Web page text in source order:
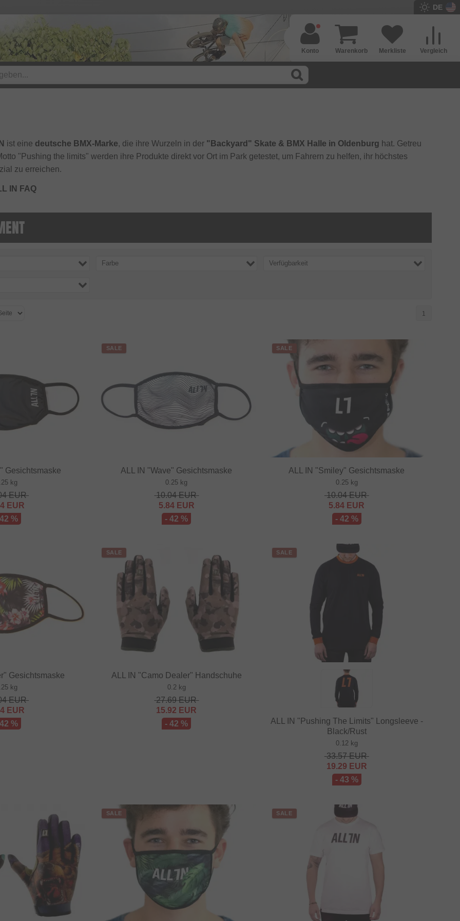
DE
Vergleich
Merkliste
Warenkorb
Konto
ist eine deutsche BMX-Marke, die ihre Wurzeln in der "Backyard" Skate & BMX Halle in Oldenburg hat. Getreu
"Pushing the limits" werden ihre Produkte direkt vor Ort im Park getestet, um Fahrern zu helfen, ihr höchstes
zu erreichen.
IN FAQ
Farbe Verfügbarkeit
1
Gesichtsmaske
kg
EUR
EUR
%
SALE
ALL IN "Wave" Gesichtsmaske
0.25 kg
10.04EUR
5.84EUR
- 42 %
SALE
ALL IN "Smiley" Gesichtsmaske
0.25 kg
10.04EUR
5.84 EUR
- 42 %
Gesichtsmaske
kg
EUR
EUR
%
SALE
ALL IN "Camo Dealer" Handschuhe
0.2 kg
27.69EUR
15.92 EUR
- 42 %
SALE
ALL IN "Pushing The Limits" Longsleeve -
Black/Rust
0.12 kg
33.57EUR
19.29 EUR
- 43 %
SALE SALE